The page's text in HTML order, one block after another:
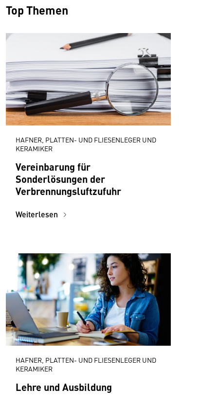
Top Themen
HAFNER, PLATTEN- UND FLIESENLEGER UND
KERAMIKER
Vereinbarung für
Sonderlösungen der
Verbrennungsluftzufuhr
Weiterlesen
HAFNER, PLATTEN- UND FLIESENLEGER UND
KERAMIKER
Lehre und Ausbildung